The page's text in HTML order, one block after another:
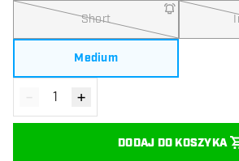
Short
Medium
Zmniejsz ilość
- Zwiększ ilość
+
DODAJ DO KOSZYKA